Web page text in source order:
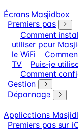
Écrans Masjidbox
Premiers pas
Comment
utiliser pour
le WiFi
TV
Puis-je
Comment
Gestion
Dépannage
Applications
Premiers pas sur